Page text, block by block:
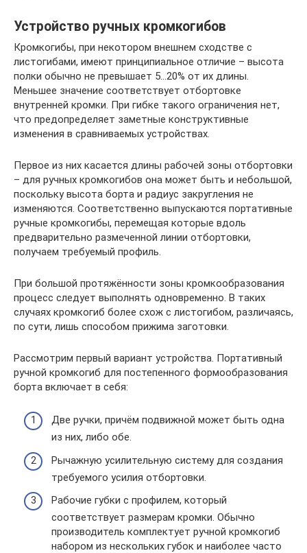
Устройство ручных кромкогибов
Кромкогибы, при некотором внешнем сходстве с
листогибами, имеют принципиальное отличие – высота
полки обычно не превышает 5…20% от их длины.
Меньшее значение соответствует отбортовке
внутренней кромки. При гибке такого ограничения нет,
что предопределяет заметные конструктивные
изменения в сравниваемых устройствах.
Первое из них касается длины рабочей зоны отбортовки
– для ручных кромкогибов она может быть и небольшой,
поскольку высота борта и радиус закругления не
изменяются. Соответственно выпускаются портативные
ручные кромкогибы, перемещая которые вдоль
предварительно размеченной линии отбортовки,
получаем требуемый профиль.
При большой протяжённости зоны кромкообразования
процесс следует выполнять одновременно. В таких
случаях кромкогиб более схож с листогибом, различаясь,
по сути, лишь способом прижима заготовки.
Рассмотрим первый вариант устройства. Портативный
ручной кромкогиб для постепенного формообразования
борта включает в себя:
Две ручки, причём подвижной может быть одна
из них, либо обе.
Рычажную усилительную систему для создания
требуемого усилия отбортовки.
Рабочие губки с профилем, который
соответствует размерам кромки. Обычно
производитель комплектует ручной кромкогиб
набором из нескольких губок и наиболее часто